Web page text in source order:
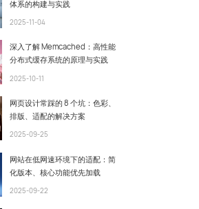
体系的构建与实践
2025-11-04
深入了解 Memcached：高性能
分布式缓存系统的原理与实践
2025-10-11
网页设计常踩的 8 个坑：色彩、
排版、适配的解决方案
2025-09-25
网站在低网速环境下的适配：简
化版本、核心功能优先加载
2025-09-22